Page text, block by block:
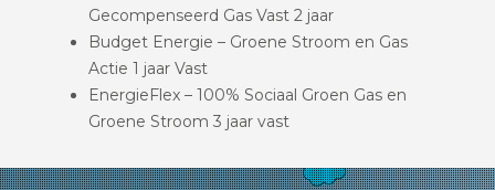
Gecompenseerd Gas Vast 2 jaar
Budget Energie – Groene Stroom en Gas
Actie 1 jaar Vast
EnergieFlex – 100% Sociaal Groen Gas en
Groene Stroom 3 jaar vast